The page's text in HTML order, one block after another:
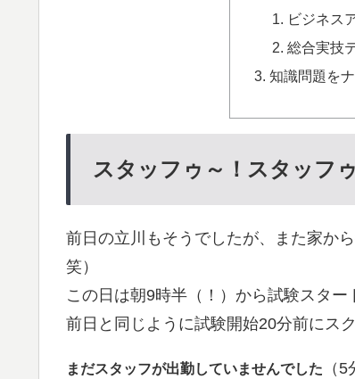
ビジネス
総合実技
知識問題を
スタッフゥ～！スタッフ
前日の立川もそうでしたが、また家か
笑）
この日は朝9時半（！）から試験スター
前日と同じように試験開始20分前にス
まだスタッフが出勤していませんでした （